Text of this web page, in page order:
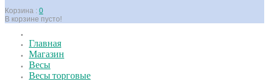
Корзина : 0
В корзине пусто!
Главная
Магазин
Весы
Весы торговые